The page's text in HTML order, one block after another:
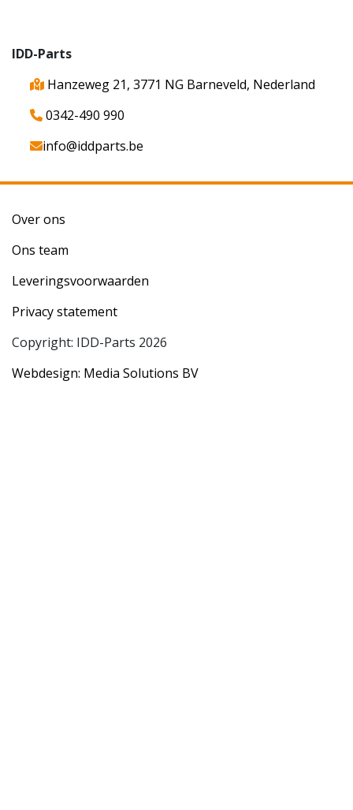
IDD-Parts
Hanzeweg 21, 3771 NG Barneveld, Nederland
0342-490 990
info@iddparts.be
Over ons
Ons team
Leveringsvoorwaarden
Privacy statement
Copyright: IDD-Parts 2026
Webdesign: Media Solutions BV